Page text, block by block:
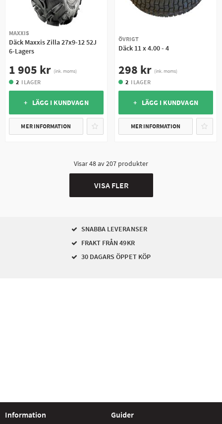
MAXXIS
Däck Maxxis Zilla 27x9-12 52J
6-Lagers
1 905 kr (ink. moms)
2 I LAGER
+ LÄGG I KUNDVAGN
MER INFORMATION
ÖVRIGT
Däck 11 x 4.00 - 4
298 kr (ink. moms)
2 I LAGER
+ LÄGG I KUNDVAGN
MER INFORMATION
Visar48av207 produkter
VISA FLER
SNABBA LEVERANSER
FRAKT FRÅN 49KR
30 DAGARS ÖPPET KÖP
Information Guider